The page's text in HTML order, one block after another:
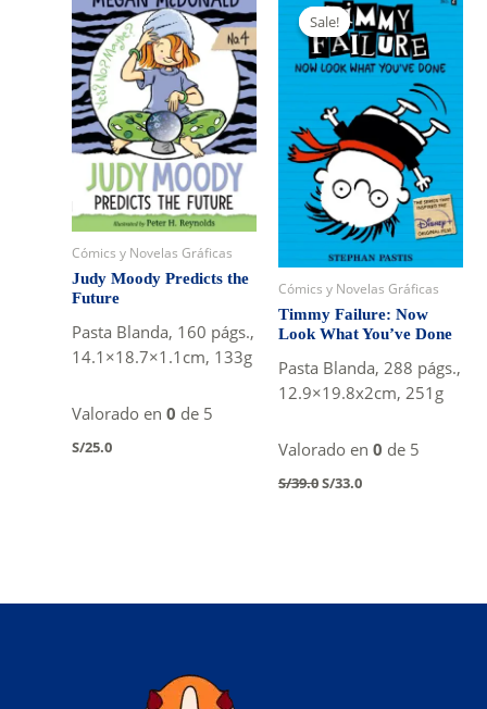
Cómics y Novelas Gráficas
Judy Moody Predicts the
Future
Pasta Blanda, 160 págs.,
14.1×18.7×1.1cm, 133g
Valorado en0 de 5
S/25.0
Sale!
Sale!
Cómics y Novelas Gráficas
Timmy Failure: Now
Look What You’ve Done
Pasta Blanda, 288 págs.,
12.9×19.8x2cm, 251g
Valorado en 0 de 5
S/39.0Original
S/33.0Current